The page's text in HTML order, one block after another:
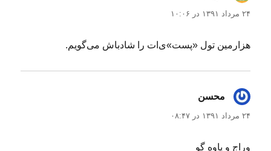
۲۴ مرداد ۱۳۹۱ در ۱۰:۰۶
هزارمین تول «پست»ی‌ات را شادباش می‌گویم.
محسن
۲۴ مرداد ۱۳۹۱ در ۰۸:۴۷
وراج و یاوه گو